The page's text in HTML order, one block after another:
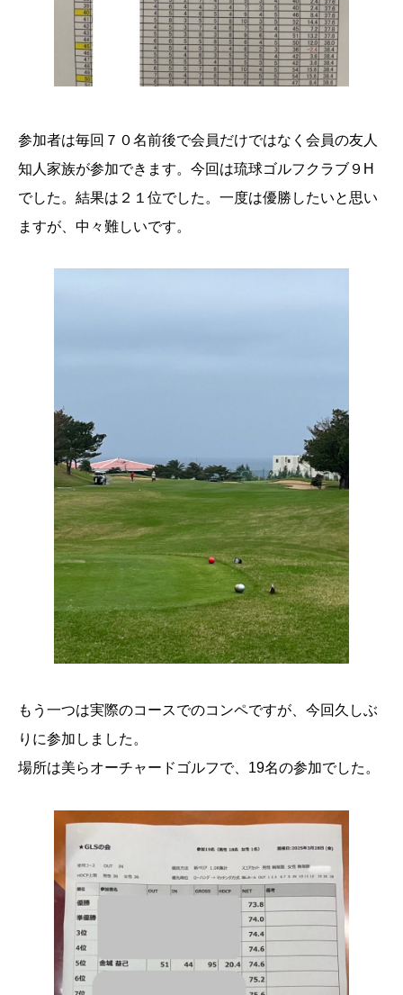
参加者は毎回７０名前後で会員だけではなく会員の友人
知人家族が参加できます。今回は琉球ゴルフクラブ９H
でした。結果は２１位でした。一度は優勝したいと思い
ますが、中々難しいです。
もう一つは実際のコースでのコンペですが、今回久しぶ
りに参加しました。
場所は美らオーチャードゴルフで、19名の参加でした。